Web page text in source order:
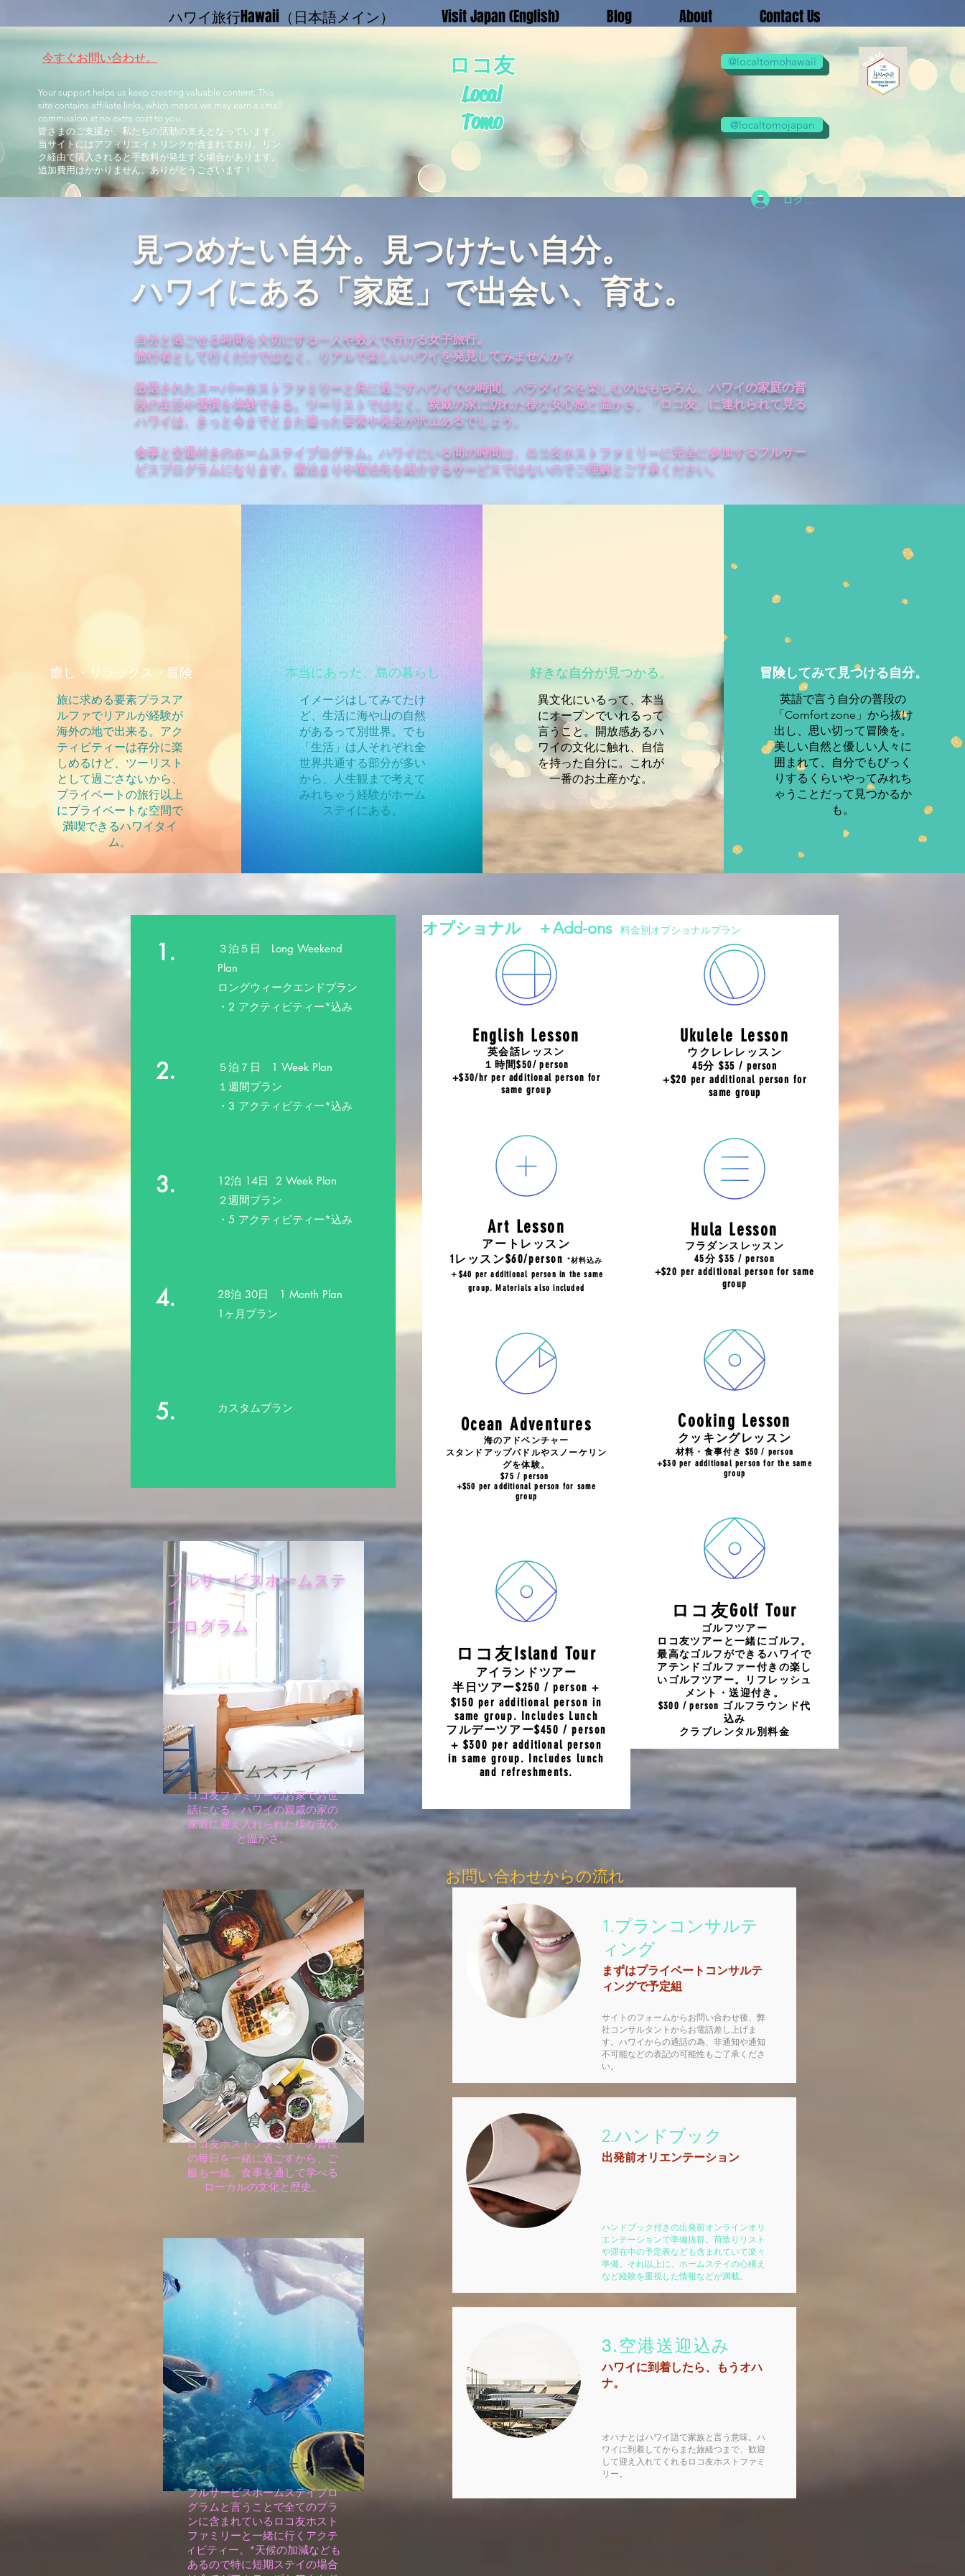
今すぐお問い合わせ。
Your support helps us keep creating valuable content. This
site contains affiliate links, which means we may earn a small
commission at no extra cost to you.
皆さまのご支援が、私たちの活動の支えとなっています。
当サイトにはアフィリエイトリンクが含まれており、リン
ク経由で購入されると手数料が発生する場合があります。
追加費用はかかりません。ありがとうございます！
ロコ友
Local
Tomo
@localtomohawaii
@localtomojapan
ハワイ旅行Hawaii（日本語メイン） Visit Japan (English) Blog About Contact Us
ログイン
見つめたい自分。見つけたい自分。
​ハワイにある「家庭」で出会い、育む。
自分と過ごせる時間を大切にする一人や数人で行ける女子旅行。
旅行者として行くだけではなく、リアルで楽しいハワイを発見してみませんか？
激選されたスーパーホストファミリーと共に過ごすハワイでの時間。パラダイスを楽しむのはもちろん、ハワイの家庭の普
段の生活や習慣を体験できる。ツーリストではなく、親戚の家に訪れた様な安心感と温かさ。「ロコ友」に連れられて見る
ハワイは、きっと今までとまた違った要素や発見が沢山あるでしょう。
食事と交通付きのホームステイプログラム。ハワイにいる間の時間は、ロコ友ホストファミリーに完全に参加するフルサー
ビスプログラムになります。素泊まりや宿泊先を紹介するサービスではないのでご理解とご了承ください。
癒し・リラックス・冒険
​旅に求める要素プラスア
ルファでリアルが経験が
海外の地で出来る。アク
ティビティーは存分に楽
しめるけど、ツーリスト
として過ごさないから、
プライベートの旅行以上
にプライベートな空間で
満喫できるハワイタイ
ム。
​本当にあった、島の暮らし
イメージはしてみてたけ
ど、生活に海や山の自然
があるって別世界。でも
「生活」は人それぞれ全
世界共通する部分が多い
から、人生観まで考えて
みれちゃう経験がホーム
ステイにある。
​好きな自分が見つかる。
​異文化にいるって、本当
にオープンでいれるって
言うこと。開放感あるハ
ワイの文化に触れ、自信
を持った自分に。これが
一番のお土産かな。
​冒険してみて見つける自分。
​英語で言う自分の普段の
「Comfort zone」から抜け
出し、思い切って冒険を。
美しい自然と優しい人々に
囲まれて、自分でもびっく
りするくらいやってみれち
ゃうことだって見つかるか
も。
1. ３泊５日
Long Weekend
Plan
​ロングウィークエンドプラン
​・2 アクティビティー*込み
2.
５泊７日 1 Week Plan
​１週間プラン
​・3 アクティビティー*込み
3.
12泊 14日 2 Week Plan
２週間プラン
​・5 アクティビティー*込み
4.
28泊 30日 1 Month Plan
1ヶ月プラン
5. カスタムプラン
ホームステイ
ロコ友ファミリーのお家でお世
話になる。ハワイの親戚の家の
家庭に迎え入れられた様な安心
と温かさ。
食事
ロコ友ホストファミリーの普段
の毎日を一緒に過ごすから、ご
飯も一緒。食事を通して学べる
ローカルの文化と歴史。
アクティビティー
​フルサービスホームステイプロ
グラムと言うことで全てのプラ
ンに含まれているロコ友ホスト
ファミリーと一緒に行くアクテ
ィビティー。*天候の加減なども
あるので特に短期ステイの場合
フルサービスホームステ
イ
​プログラム
English Lesson
英会話レッスン
１時間$50/ person
+$30/hr per additional person for
same group
Art Lesson
アートレッスン
1 レッスン$60/person*材料込み
＋$40 per additional person in the same
group. Materials also included
Ocean Adventures
海のアドベンチャー
​スタンドアップパドルやスノーケリン
グを体験。
$75 / person
+$50 per additional person for same
group
ロコ友Island Tour
アイランドツアー
半日ツアー$250 / person +
$150 per additional person in
same group. Includes Lunch
フルデーツアー$450 / person
+ $300 per additional person
in same group. Includes lunch
and refreshments.
Ukulele Lesson
ウクレレレッスン
45分 $35 / person
+$20 per additional person for
same group
Hula Lesson
​フラダンスレッスン
45分 $35 / person
+$20 per additional person for same
group
Cooking Lesson
クッキングレッスン
材料・食事付き $50 / person
+$30 per additional person for the same
group
ロコ友Golf Tour
ゴルフツアー
​ロコ友ツアーと一緒にゴルフ。
最高なゴルフができるハワイで
アテンドゴルファー付きの楽し
いゴルフツアー。リフレッシュ
メント・送迎付き。
$300 / person ゴルフラウンド代
込み
​クラブレンタル別料金
​オプショナル ＋Add-ons 料金別オプショナルプラン
お問い合わせからの流れ
1.プランコンサルテ
ィング
まずはプライベートコンサルテ
ィングで予定組
サイトのフォームからお問い合わせ後、弊
社コンサルタントからお電話差し上げま
す。ハワイからの通話の為、非通知や通知
不可能などの表記の可能性もご了承くださ
い。
2.ハンドブック
出発前オリエンテーション
​ハンドブック付きの出発前オンラインオリ
エンテーションで準備抜群。荷造りリスト
や滞在中の予定表なども含まれていて楽々
準備。それ以上に、ホームステイの心構え
​など経験を重視した情報などが満載。
3.空港送迎込み
ハワイに到着したら、もうオハ
ナ。
オハナとはハワイ語で家族と言う意味。ハ
ワイに到着してからまた旅経つまで、歓迎
して迎え入れてくれるロコ友ホストファミ
リー。